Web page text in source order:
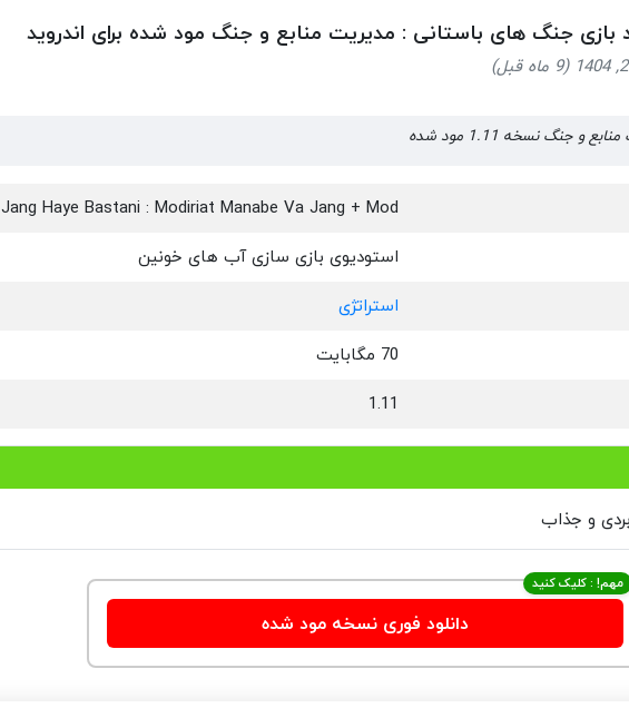
بازی جنگ های باستانی : مدیریت منابع و جنگ مود شده برای اندروید
جنگ نسخه 1.11 مود شده
Jang Haye Bastani : Modiriat Manabe Va Jang + Mod
استودیوی بازی سازی آب های خونین
استراتژی
70 مگابایت
1.11
و جذاب
مهم! : کلیک کنید
دانلود فوری نسخه مود شده